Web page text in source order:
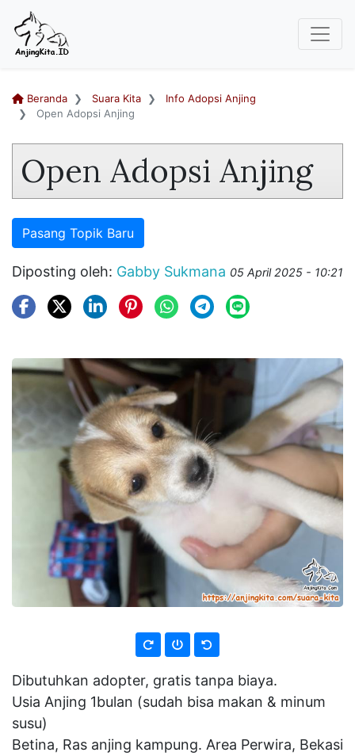
Beranda Suara Kita
Info Adopsi Anjing
Open Adopsi Anjing
Open Adopsi Anjing
Pasang Topik Baru
Diposting oleh: Gabby Sukmana 05 April 2025 - 10:21
Dibutuhkan adopter, gratis tanpa biaya.
Usia Anjing 1bulan (sudah bisa makan & minum
susu)
Betina, Ras anjing kampung. Area Perwira, Bekasi